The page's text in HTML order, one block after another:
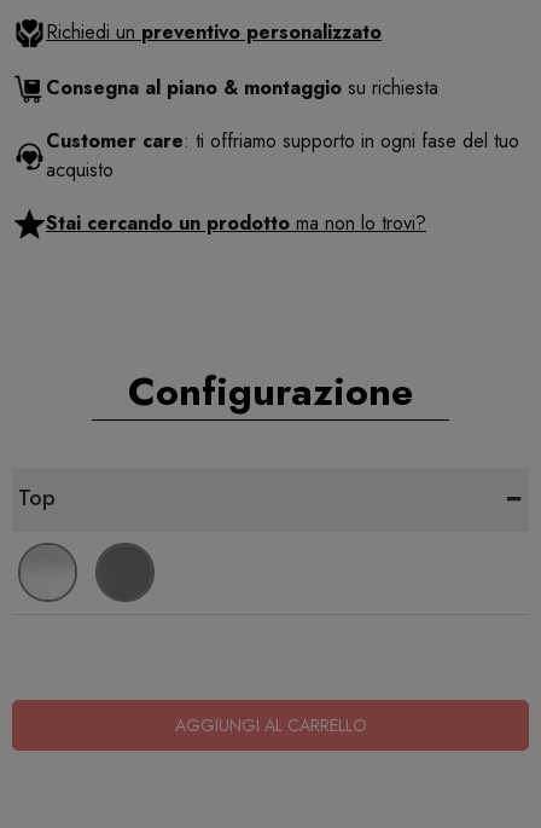
Richiedi un preventivo personalizzato
Consegna al piano & montaggio su richiesta
Customer care: ti offriamo supporto in ogni fase del tuo
acquisto
Stai cercando un prodotto ma non lo trovi?
Configurazione
Top -
AGGIUNGI AL CARRELLO